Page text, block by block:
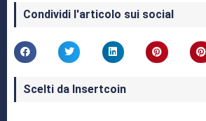
Condividi l'articolo sui social
Scelti da Insertcoin